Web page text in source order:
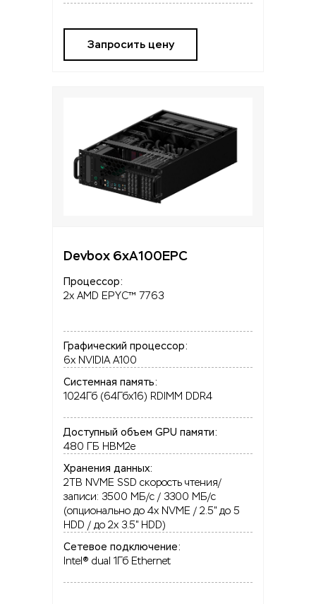
Запросить цену
Devbox 6xA100EPC
Процессор:
2x AMD EPYC™ 7763
Графический процессор:
6x NVIDIA A100
Системная память:
1024Гб (64Гбx16) RDIMM DDR4
Доступный объем GPU памяти:
480 ГБ HBM2e
Хранения данных:
2TB NVME SSD скорость чтения/
записи: 3500 МБ/с / 3300 МБ/с
(опционально до 4x NVME / 2.5" до 5
HDD / до 2x 3.5" HDD)
Сетевое подключение:
Intel® dual 1Гб Ethernet